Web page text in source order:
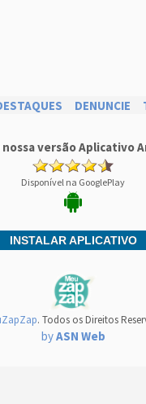
DENUNCIE
versão Aplicativo
Disponível na GooglePlay
INSTALAR APLICATIVO
. Todos os Direitos
byASN Web